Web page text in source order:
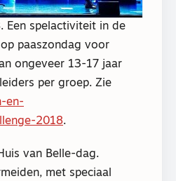
Een spelactiviteit in de
paaszondag voor
ongeveer 13-17 jaar
per groep. Zie
en-
2018.
van Belle-dag.
met speciaal